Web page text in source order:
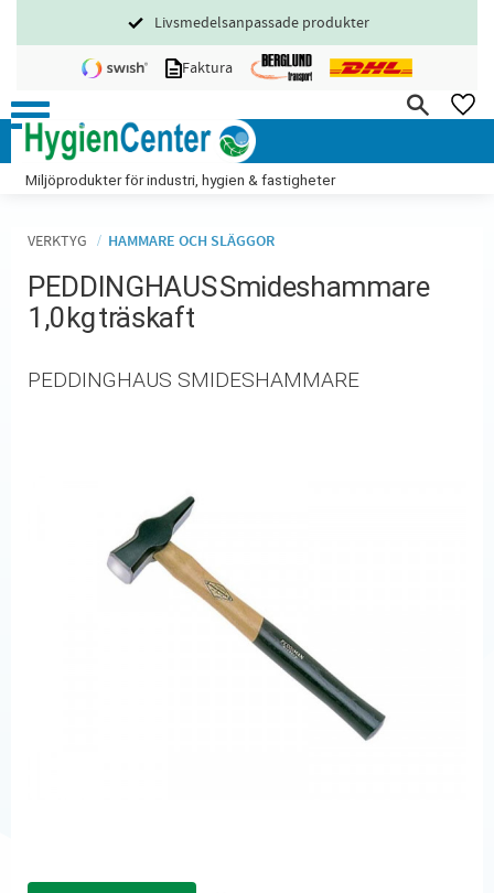
Meny
Livsmedelsanpassade produkter
Faktura
Miljöprodukter för industri, hygien & fastigheter
VERKTYG HAMMARE OCH SLÄGGOR
PEDDINGHAUS Smideshammare
1,0kg träskaft
PEDDINGHAUS SMIDESHAMMARE